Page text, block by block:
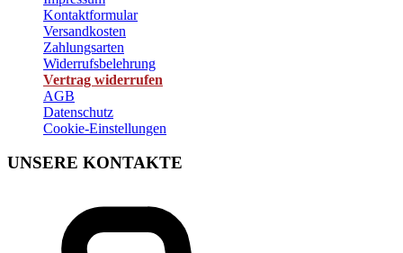
Kontaktformular
Versandkosten
Zahlungsarten
Widerrufsbelehrung
Vertrag widerrufen
AGB
Datenschutz
Cookie-Einstellungen
UNSERE KONTAKTE